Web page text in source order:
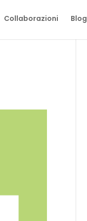
Collaborazioni Blog